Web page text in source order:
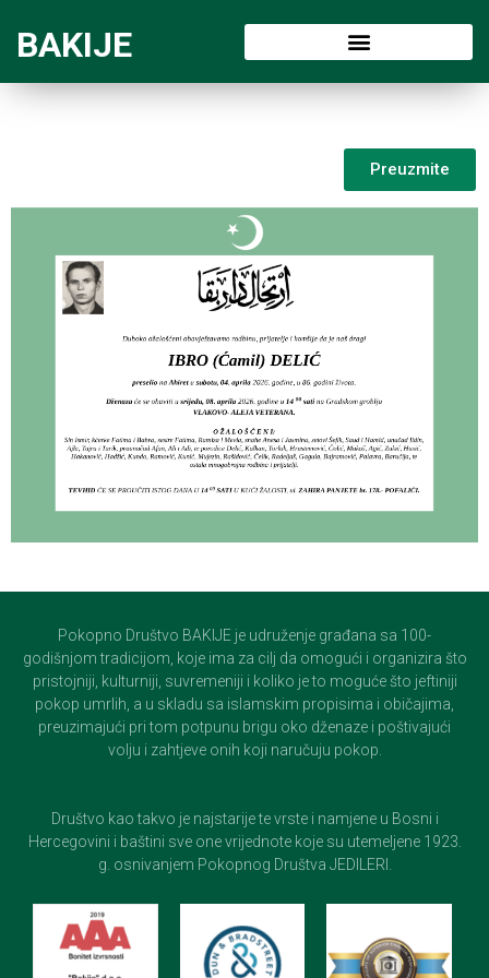
BAKIJE
Preuzmite
Pokopno Društvo BAKIJE je udruženje građana sa 100-
godišnjom tradicijom, koje ima za cilj da omogući i organizira što
pristojniji, kulturniji, suvremeniji i koliko je to moguće što jeftiniji
pokop umrlih, a u skladu sa islamskim propisima i običajima,
preuzimajući pri tom potpunu brigu oko dženaze i poštivajući
volju i zahtjeve onih koji naručuju pokop.
Društvo kao takvo je najstarije te vrste i namjene u Bosni i
Hercegovini i baštini sve one vrijednote koje su utemeljene 1923.
g. osnivanjem Pokopnog Društva JEDILERI.